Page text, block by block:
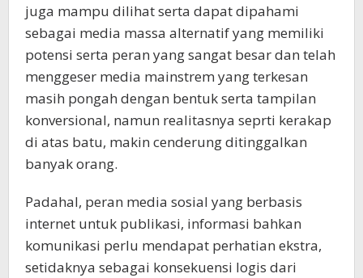
juga mampu dilihat serta dapat dipahami
sebagai media massa alternatif yang memiliki
potensi serta peran yang sangat besar dan telah
menggeser media mainstrem yang terkesan
masih pongah dengan bentuk serta tampilan
konversional, namun realitasnya seprti kerakap
di atas batu, makin cenderung ditinggalkan
banyak orang.
Padahal, peran media sosial yang berbasis
internet untuk publikasi, informasi bahkan
komunikasi perlu mendapat perhatian ekstra,
setidaknya sebagai konsekuensi logis dari